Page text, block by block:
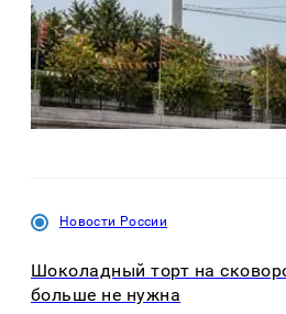
Новости России
Шоколадный торт на
больше не нужна